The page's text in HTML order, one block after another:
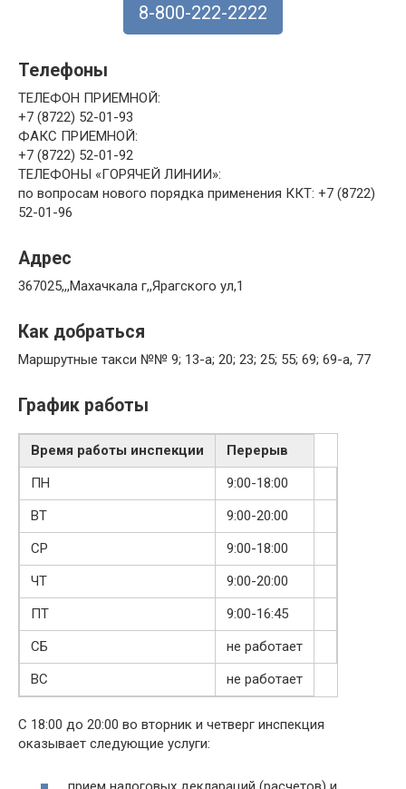
8-800-222-2222
Телефоны
ТЕЛЕФОН ПРИЕМНОЙ:
+7 (8722) 52-01-93
ФАКС ПРИЕМНОЙ:
+7 (8722) 52-01-92
ТЕЛЕФОНЫ «ГОРЯЧЕЙ ЛИНИИ»:
по вопросам нового порядка применения ККТ: +7 (8722)
52-01-96
Адрес
367025,,,Махачкала г,,Ярагского ул,1
Как добраться
Маршрутные такси №№ 9; 13-а; 20; 23; 25; 55; 69; 69-а, 77
График работы
Время работы инспекции
Перерыв
ПН
9:00-18:00
ВТ
9:00-20:00
СР
9:00-18:00
ЧТ
9:00-20:00
ПТ
9:00-16:45
СБ
не работает
ВС
не работает
С 18:00 до 20:00 во вторник и четверг инспекция
оказывает следующие услуги: